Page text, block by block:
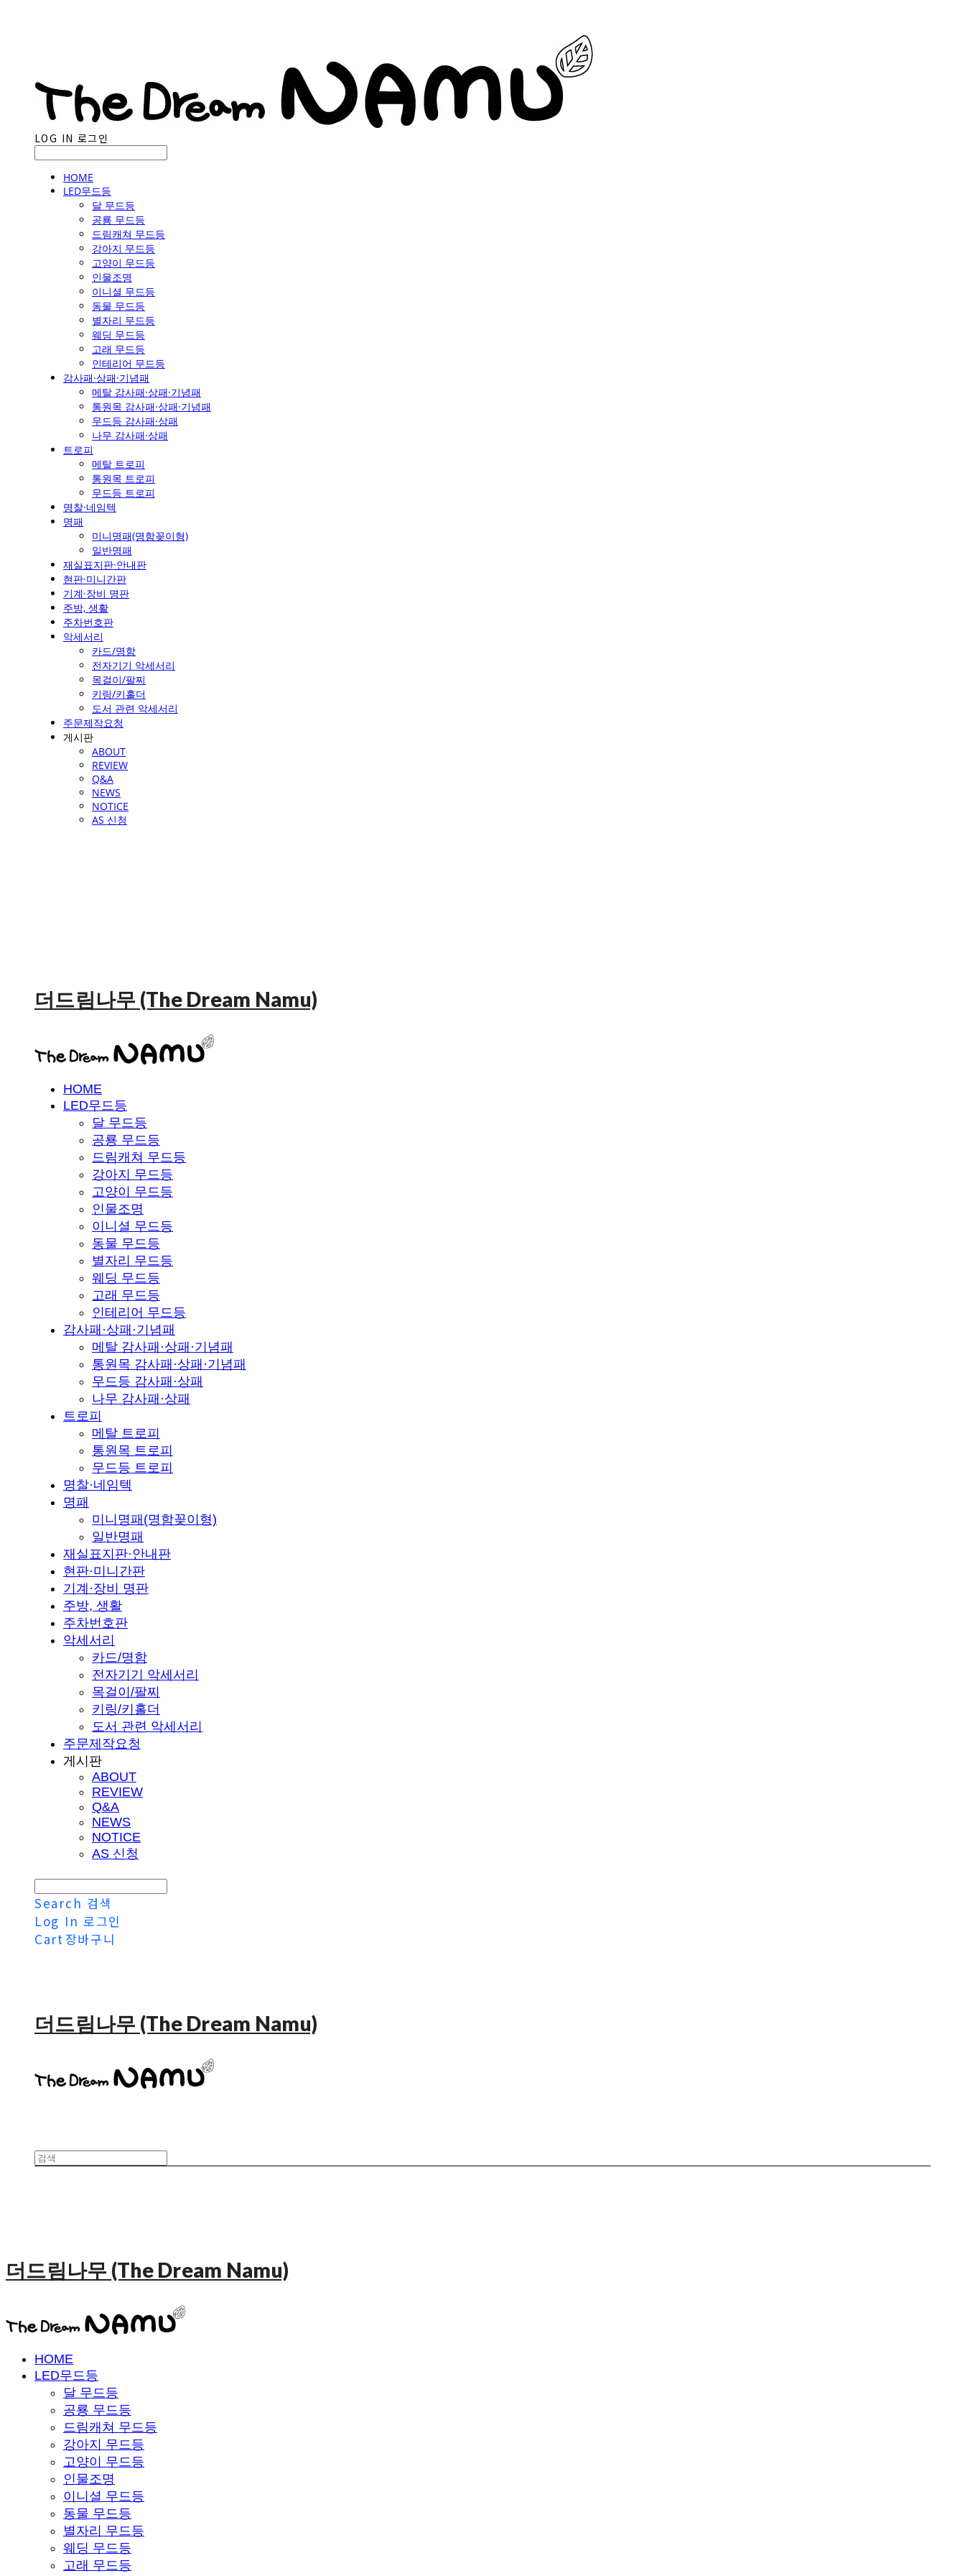
LOG IN 로그인
HOME
LED무드등
달 무드등
공룡 무드등
드림캐쳐 무드등
강아지 무드등
고양이 무드등
인물조명
이니셜 무드등
동물 무드등
별자리 무드등
웨딩 무드등
고래 무드등
인테리어 무드등
감사패·상패·기념패
메탈 감사패·상패·기념패
통원목 감사패·상패·기념패
무드등 감사패·상패
나무 감사패·상패
트로피
메탈 트로피
통원목 트로피
무드등 트로피
명찰·네임텍
명패
미니명패(명함꽂이형)
일반명패
재실표지판·안내판
현판·미니간판
기계·장비 명판
주방, 생활
주차번호판
악세서리
카드/명함
전자기기 악세서리
목걸이/팔찌
키링/키홀더
도서 관련 악세서리
주문제작요청
게시판
ABOUT
REVIEW
Q&A
NEWS
NOTICE
AS 신청
더드림나무 (The Dream Namu)
HOME
LED무드등
달 무드등
공룡 무드등
드림캐쳐 무드등
강아지 무드등
고양이 무드등
인물조명
이니셜 무드등
동물 무드등
별자리 무드등
웨딩 무드등
고래 무드등
인테리어 무드등
감사패·상패·기념패
메탈 감사패·상패·기념패
통원목 감사패·상패·기념패
무드등 감사패·상패
나무 감사패·상패
트로피
메탈 트로피
통원목 트로피
무드등 트로피
명찰·네임텍
명패
미니명패(명함꽂이형)
일반명패
재실표지판·안내판
현판·미니간판
기계·장비 명판
주방, 생활
주차번호판
악세서리
카드/명함
전자기기 악세서리
목걸이/팔찌
키링/키홀더
도서 관련 악세서리
주문제작요청
게시판
ABOUT
REVIEW
Q&A
NEWS
NOTICE
AS 신청
Search 검색
Log In 로그인
Cart 장바구니
더드림나무 (The Dream Namu)
더드림나무 (The Dream Namu)
HOME
LED무드등
달 무드등
공룡 무드등
드림캐쳐 무드등
강아지 무드등
고양이 무드등
인물조명
이니셜 무드등
동물 무드등
별자리 무드등
웨딩 무드등
고래 무드등